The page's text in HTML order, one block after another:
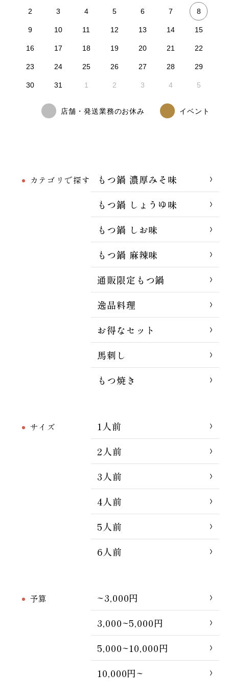
カテゴリで探す
もつ鍋 濃厚みそ味
もつ鍋 しょうゆ味
もつ鍋 しお味
もつ鍋 麻辣味
通販限定もつ鍋
逸品料理
お得なセット
馬刺し
もつ焼き
サイズ
1人前
2人前
3人前
4人前
5人前
6人前
予算
~3,000円
3,000~5,000円
5,000~10,000円
10,000円~
2 3 4 5 6 7 8
9 10 11 12 13 14 15
16 17 18 19 20 21 22
23 24 25 26 27 28 29
30 31 1 2 3 4 5
店舗・発送業務のお休み イベント